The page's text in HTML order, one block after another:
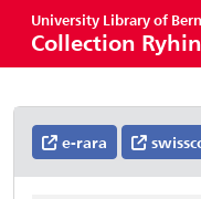
University Library of Bern
Collection
e-rara